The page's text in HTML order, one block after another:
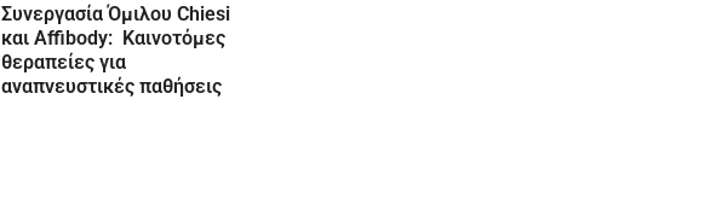
Συνεργασία Όμιλου Chiesi
και Affibody: Καινοτόμες
θεραπείες για
αναπνευστικές παθήσεις